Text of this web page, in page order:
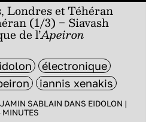
Londres et Téhéran
(1/3) − Siavash
de l’Apeiron
électronique
iannis xenakis
SABLAIN DANS EIDOLON |
MINUTES